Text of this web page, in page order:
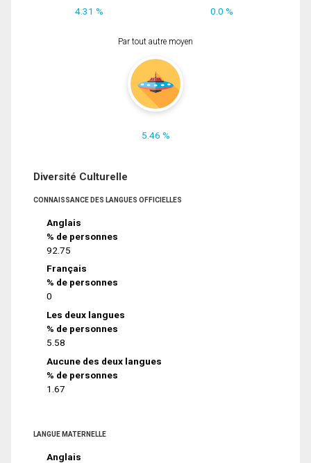
4.31 % 0.0 %
Par tout autre moyen
5.46 %
Diversité Culturelle
CONNAISSANCE DES LANGUES OFFICIELLES
Anglais
% de personnes
92.75
Français
% de personnes
0
Les deux langues
% de personnes
5.58
Aucune des deux langues
% de personnes
1.67
LANGUE MATERNELLE
Anglais